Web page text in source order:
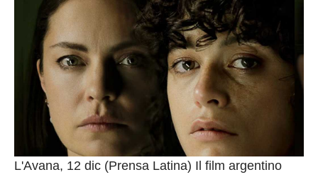
L'Avana, 12 dic (Prensa Latina) Il film argentino